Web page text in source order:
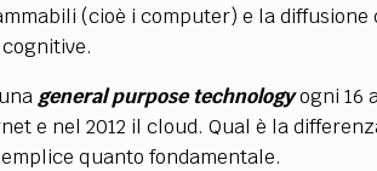
(cioè i computer) e la diffusione
general purpose technologyogni 16
e nel 2012 il cloud. Qual è la
quanto fondamentale.